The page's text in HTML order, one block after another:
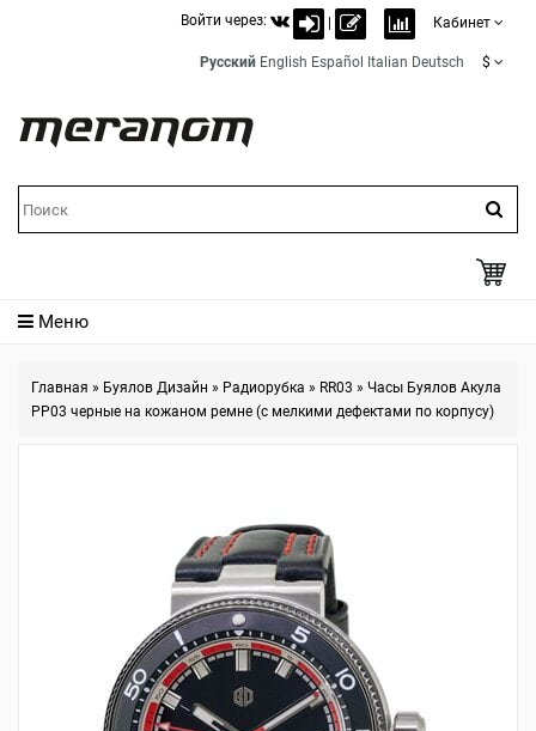
Войти через: Кабинет
Русский English Español Italian Deutsch $
Меню
Главная » Буялов Дизайн » Радиорубка » RR03 » Часы Буялов Акула
РР03 черные на кожаном ремне (с мелкими дефектами по корпусу)